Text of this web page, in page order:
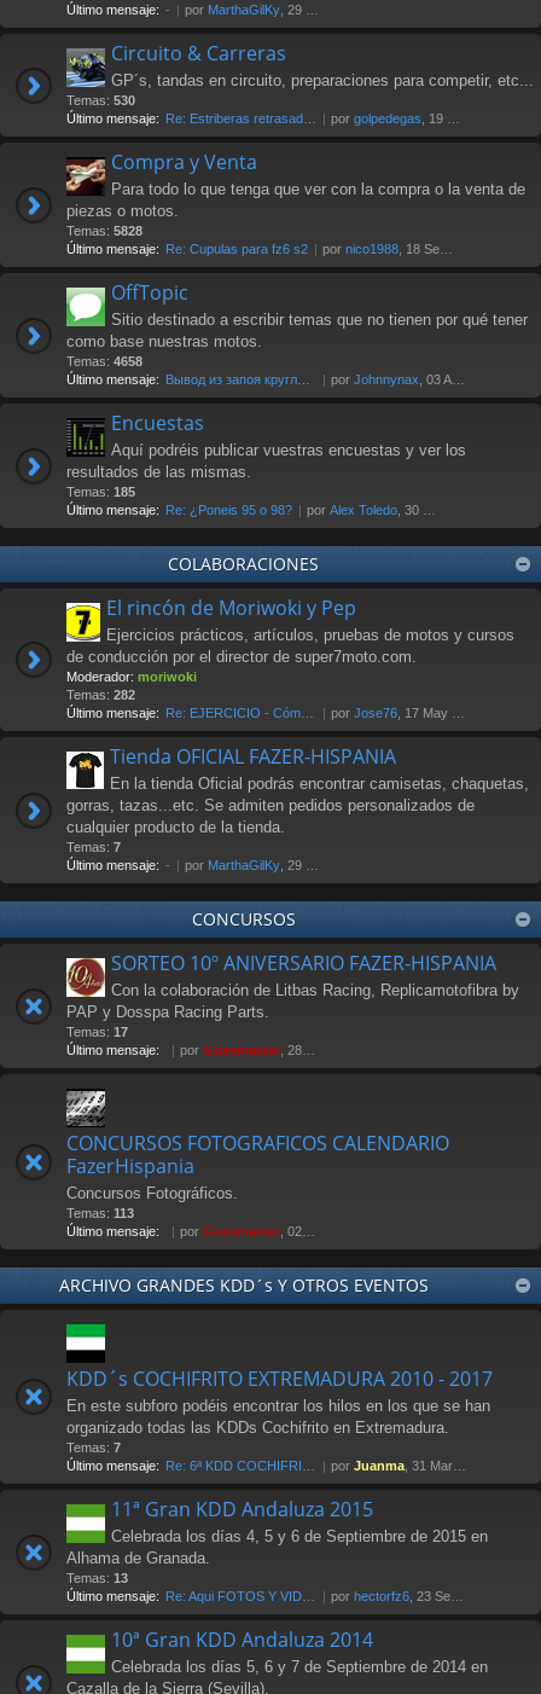
Último mensaje: - por MarthaGilKy , 29 Jul 2026 12:24
Circuito & Carreras
GP´s, tandas en circuito, preparaciones para competir, etc...
Temas: 530
Último mensaje: Re: Estriberas retrasadas por golpedegas , 19 Nov 2024 13:08
Compra y Venta
Para todo lo que tenga que ver con la compra o la venta de
piezas o motos.
Temas: 5828
Último mensaje: Re: Cupulas para fz6 s2 por nico1988 , 18 Sep 2025 07:03
OffTopic
Sitio destinado a escribir temas que no tienen por qué tener
como base nuestras motos.
Temas: 4658
Último mensaje: Вывод из запоя круглосуточно … por Johnnynax , 03 Ago 2026 17:29
Encuestas
Aquí podréis publicar vuestras encuestas y ver los
resultados de las mismas.
Temas: 185
Último mensaje: Re: ¿Poneis 95 o 98? por Alex Toledo , 30 Oct 2021 23:23
COLABORACIONES
El rincón de Moriwoki y Pep
Ejercicios prácticos, artículos, pruebas de motos y cursos
de conducción por el director de super7moto.com.
Moderador: moriwoki
Temas: 282
Último mensaje: Re: EJERCICIO - Cómo frenar. … por Jose76 , 17 May 2018 00:17
Tienda OFICIAL FAZER-HISPANIA
En la tienda Oficial podrás encontrar camisetas, chaquetas,
gorras, tazas...etc. Se admiten pedidos personalizados de
cualquier producto de la tienda.
Temas: 7
Último mensaje: - por MarthaGilKy , 29 Jul 2026 12:38
CONCURSOS
SORTEO 10º ANIVERSARIO FAZER-HISPANIA
Con la colaboración de Litbas Racing, Replicamotofibra by
PAP y Dosspa Racing Parts.
Temas: 17
Último mensaje:
por Güesmaster , 28 Nov 2011 20:13
CONCURSOS FOTOGRAFICOS CALENDARIO
FazerHispania
Concursos Fotográficos.
Temas: 113
Último mensaje:
por Güesmaster , 02 May 2012 21:07
ARCHIVO GRANDES KDD´s Y OTROS EVENTOS
KDD´s COCHIFRITO EXTREMADURA 2010 - 2017
En este subforo podéis encontrar los hilos en los que se han
organizado todas las KDDs Cochifrito en Extremadura.
Temas: 7
Último mensaje: Re: 6ª KDD COCHIFRITO 1-abri… por Juanma , 31 Mar 2017 00:14
11ª Gran KDD Andaluza 2015
Celebrada los días 4, 5 y 6 de Septiembre de 2015 en
Alhama de Granada.
Temas: 13
Último mensaje: Re: Aqui FOTOS Y VIDEOS por hectorfz6 , 23 Sep 2015 12:48
10ª Gran KDD Andaluza 2014
Celebrada los días 5, 6 y 7 de Septiembre de 2014 en
Cazalla de la Sierra (Sevilla).